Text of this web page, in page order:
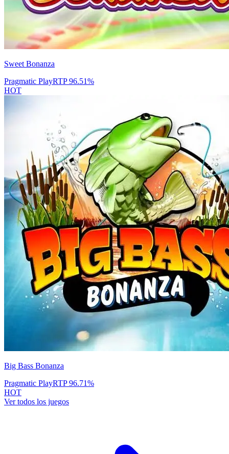
Sweet Bonanza
Pragmatic PlayRTP96.51%
HOT
Big Bass Bonanza
Pragmatic PlayRTP96.71%
HOT
Ver todos los juegos